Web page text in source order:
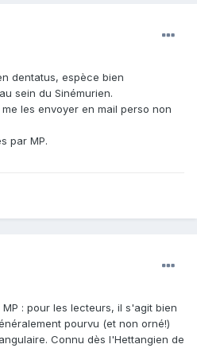
dentatus, espèce bien
sein du Sinémurien.
les envoyer en mail perso non
par MP.
: pour les lecteurs, il s'agit bien
pourvu (et non orné!)
Connu dès l'Hettangien de